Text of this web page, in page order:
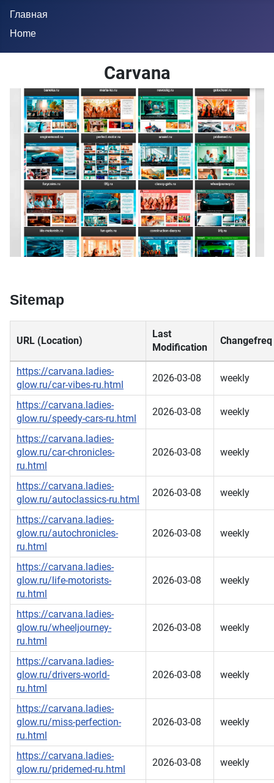
Главная
Home
Carvana
Sitemap
URL (Location)
Last
Modification
Changefreq
https://carvana.ladies-
glow.ru/car-vibes-ru.html
2026-03-08 weekly
https://carvana.ladies-
glow.ru/speedy-cars-ru.html
2026-03-08 weekly
https://carvana.ladies-
glow.ru/car-chronicles-
ru.html
2026-03-08 weekly
https://carvana.ladies-
glow.ru/autoclassics-ru.html
2026-03-08 weekly
https://carvana.ladies-
glow.ru/autochronicles-
ru.html
2026-03-08 weekly
https://carvana.ladies-
glow.ru/life-motorists-
ru.html
2026-03-08 weekly
https://carvana.ladies-
glow.ru/wheeljourney-
ru.html
2026-03-08 weekly
https://carvana.ladies-
glow.ru/drivers-world-
ru.html
2026-03-08 weekly
https://carvana.ladies-
glow.ru/miss-perfection-
ru.html
2026-03-08 weekly
https://carvana.ladies-
glow.ru/pridemed-ru.html
2026-03-08 weekly